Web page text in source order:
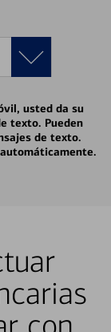
usted da su
texto. Pueden
de texto.